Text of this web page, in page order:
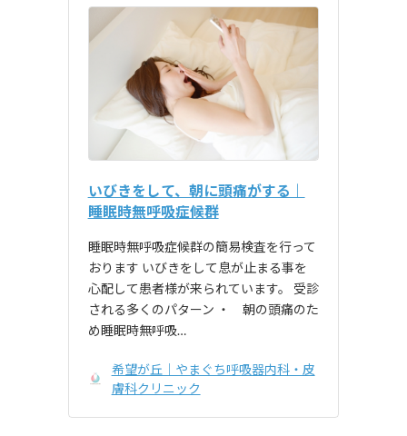
いびきをして、朝に頭痛がする｜
睡眠時無呼吸症候群
睡眠時無呼吸症候群の簡易検査を行って
おります いびきをして息が止まる事を
心配して患者様が来られています。 受診
される多くのパターン ・ 朝の頭痛のた
め睡眠時無呼吸…
希望が丘｜やまぐち呼吸器内科・皮
膚科クリニック